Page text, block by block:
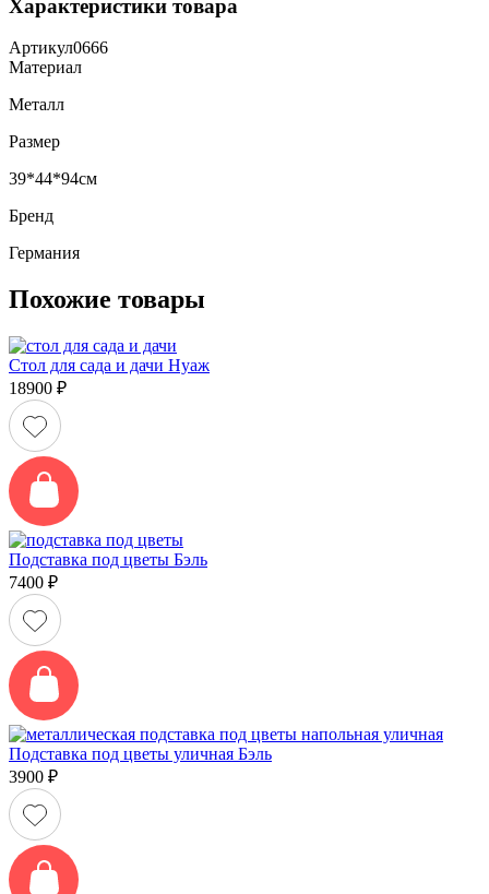
Характеристики товара
Артикул0666
Материал
Металл
Размер
39*44*94см
Бренд
Германия
Похожие товары
Стол для сада и дачи Нуаж
18900 ₽
Подставка под цветы Бэль
7400 ₽
Подставка под цветы уличная Бэль
3900 ₽